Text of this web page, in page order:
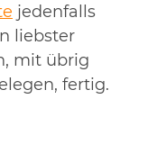
jedenfalls
liebster
mit übrig
fertig.